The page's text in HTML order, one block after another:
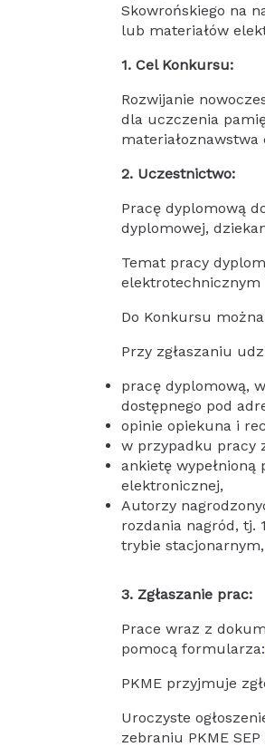
Skowrońskiego na
lub materiałów
1. Cel Konkursu:
Rozwijanie
dla uczczenia
2. Uczestnictwo:
Pracę dyplomową
dyplomowej,
Temat pracy
elektrotechnicznym
Do Konkursu
Przy zgłaszaniu
pracę dyplomową,
dostępnego pod
opinie opiekuna i
w przypadku pracy
ankietę wypełnioną
elektronicznej,
Autorzy
rozdania nagród, tj.
trybie
3. Zgłaszanie prac:
Prace wraz z
pomocą formularza:
PKME przyjmuje
Uroczyste
zebraniu PKME